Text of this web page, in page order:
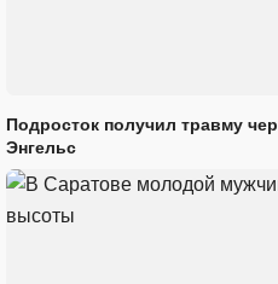
Подросток получил травму
Энгельс